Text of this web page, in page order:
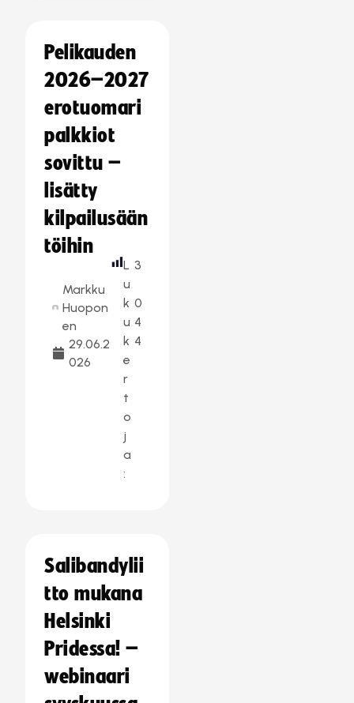
Pelikauden
2026–2027
erotuomari
palkkiot
sovittu –
lisätty
kilpailusään
töihin
Markku
Huopon
en
29.06.2
026
L
u
k
u
k
e
r
t
o
j
a
:
3
0
4
4
Salibandylii
tto mukana
Helsinki
Pridessa! –
webinaari